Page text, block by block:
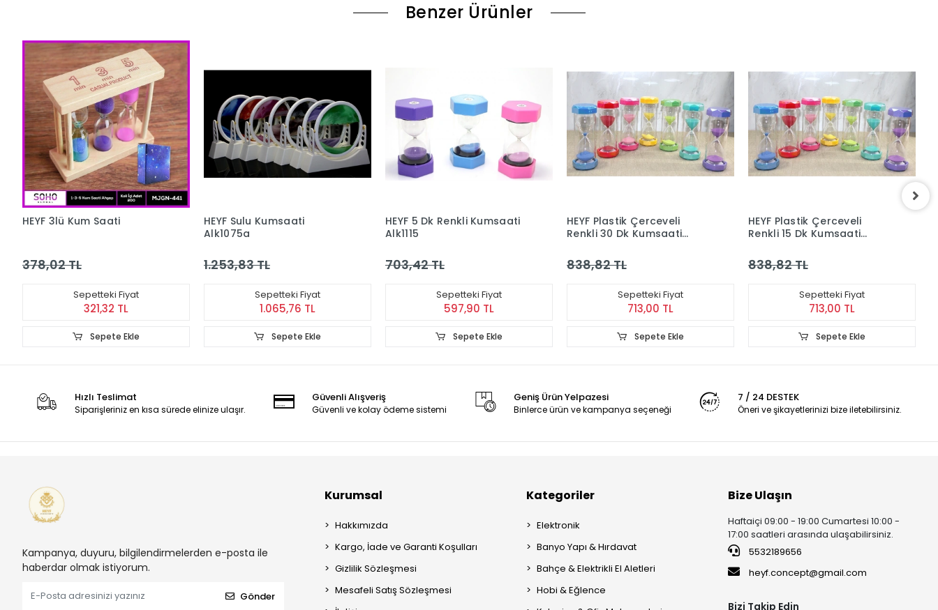
Benzer Ürünler
HEYF 3lü Kum Saati
378,02 TL
Sepetteki Fiyat
321,32 TL
Sepete Ekle
HEYF Sulu Kumsaati
Alk1075a
1.253,83 TL
Sepetteki Fiyat
1.065,76 TL
Sepete Ekle
HEYF 5 Dk Renkli Kumsaati
Alk1115
703,42 TL
Sepetteki Fiyat
597,90 TL
Sepete Ekle
HEYF Plastik Çerceveli
Renkli 30 Dk Kumsaati
838,82 TL
Sepetteki Fiyat
713,00 TL
Sepete Ekle
HEYF Plastik Çerceveli
Renkli 15 Dk Kumsaati
838,82 TL
Sepetteki Fiyat
713,00 TL
Sepete Ekle
Hızlı Teslimat
Siparişleriniz en kısa sürede elinize ulaşır.
Güvenli Alışveriş
Güvenli ve kolay ödeme sistemi
Geniş Ürün Yelpazesi
Binlerce ürün ve kampanya seçeneği
7 / 24 DESTEK
Öneri ve şikayetlerinizi bize iletebilirsiniz.
Kampanya, duyuru, bilgilendirmelerden e-posta ile
haberdar olmak istiyorum.
Gönder
Kurumsal
Hakkımızda
Kargo, İade ve Garanti Koşulları
Gizlilik Sözleşmesi
Mesafeli Satış Sözleşmesi
Kategoriler
Elektronik
Banyo Yapı & Hırdavat
Bahçe & Elektrikli El Aletleri
Hobi & Eğlence
Bize Ulaşın
Haftaiçi 09:00 - 19:00 Cumartesi 10:00 -
17:00 saatleri arasında ulaşabilirsiniz.
5532189656
heyf.concept@gmail.com
Bizi Takip Edin